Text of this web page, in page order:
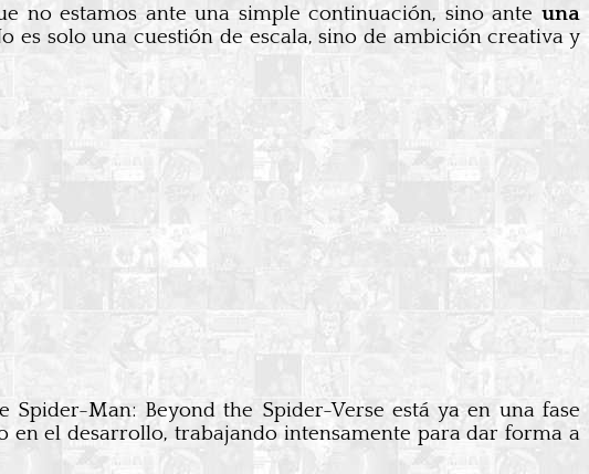
no estamos ante una simple continuación, sino ante una
es solo una cuestión de escala, sino de ambición creativa y
Man: Beyond the Spider-Verse está ya en una fase
el desarrollo, trabajando intensamente para dar forma a